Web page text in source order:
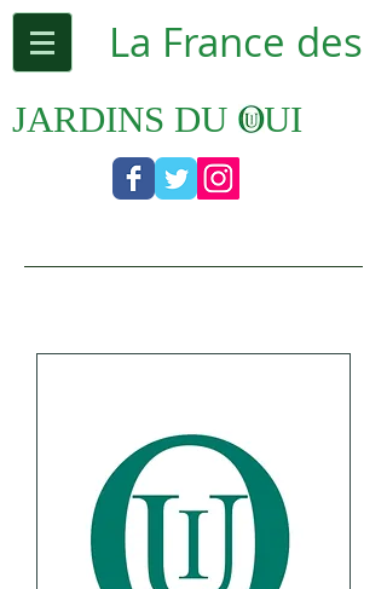
La France ​des
JARDINS DU OUI